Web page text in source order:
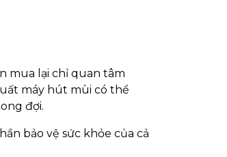
mua lại chỉ quan tâm
máy hút mùi có thể
đợi.
bảo vệ sức khỏe của cả